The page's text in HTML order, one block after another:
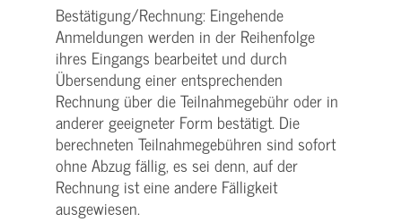
Bestätigung­/Rechnung: Eingehende
Anmeldungen werden in der Reihenfolge
ihres Eingangs bearbeitet und durch
Übersendung einer entsprechenden
Rechnung über die Teilnahmegebühr oder in
anderer geeigneter Form bestätigt. Die
berechneten Teilnahmegebühren sind sofort
ohne Abzug fällig, es sei denn, auf der
Rechnung ist eine andere Fälligkeit
ausgewiesen.